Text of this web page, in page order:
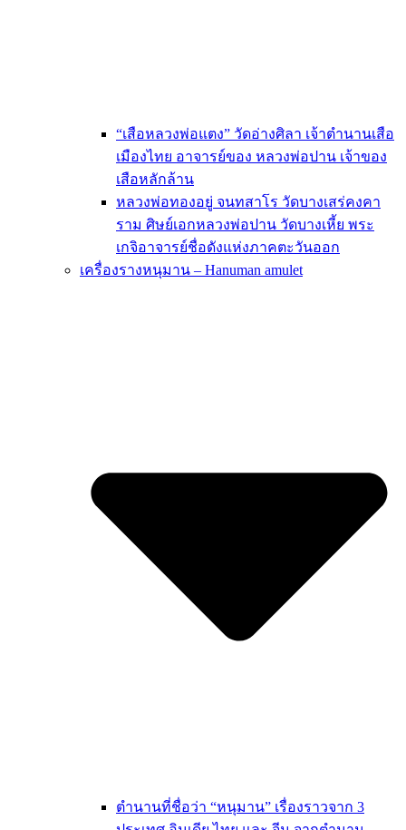
“เสือหลวงพ่อแตง” วัดอ่างศิลา เจ้าตำนานเสือ
เมืองไทย อาจารย์ของ หลวงพ่อปาน เจ้าของ
เสือหลักล้าน
หลวงพ่อทองอยู่ จนทสาโร วัดบางเสร่คงคา
ราม ศิษย์เอกหลวงพ่อปาน วัดบางเหี้ย พระ
เกจิอาจารย์ชื่อดังแห่งภาคตะวันออก
เครื่องรางหนุมาน – Hanuman amulet
ตำนานที่ชื่อว่า “หนุมาน” เรื่องราวจาก 3